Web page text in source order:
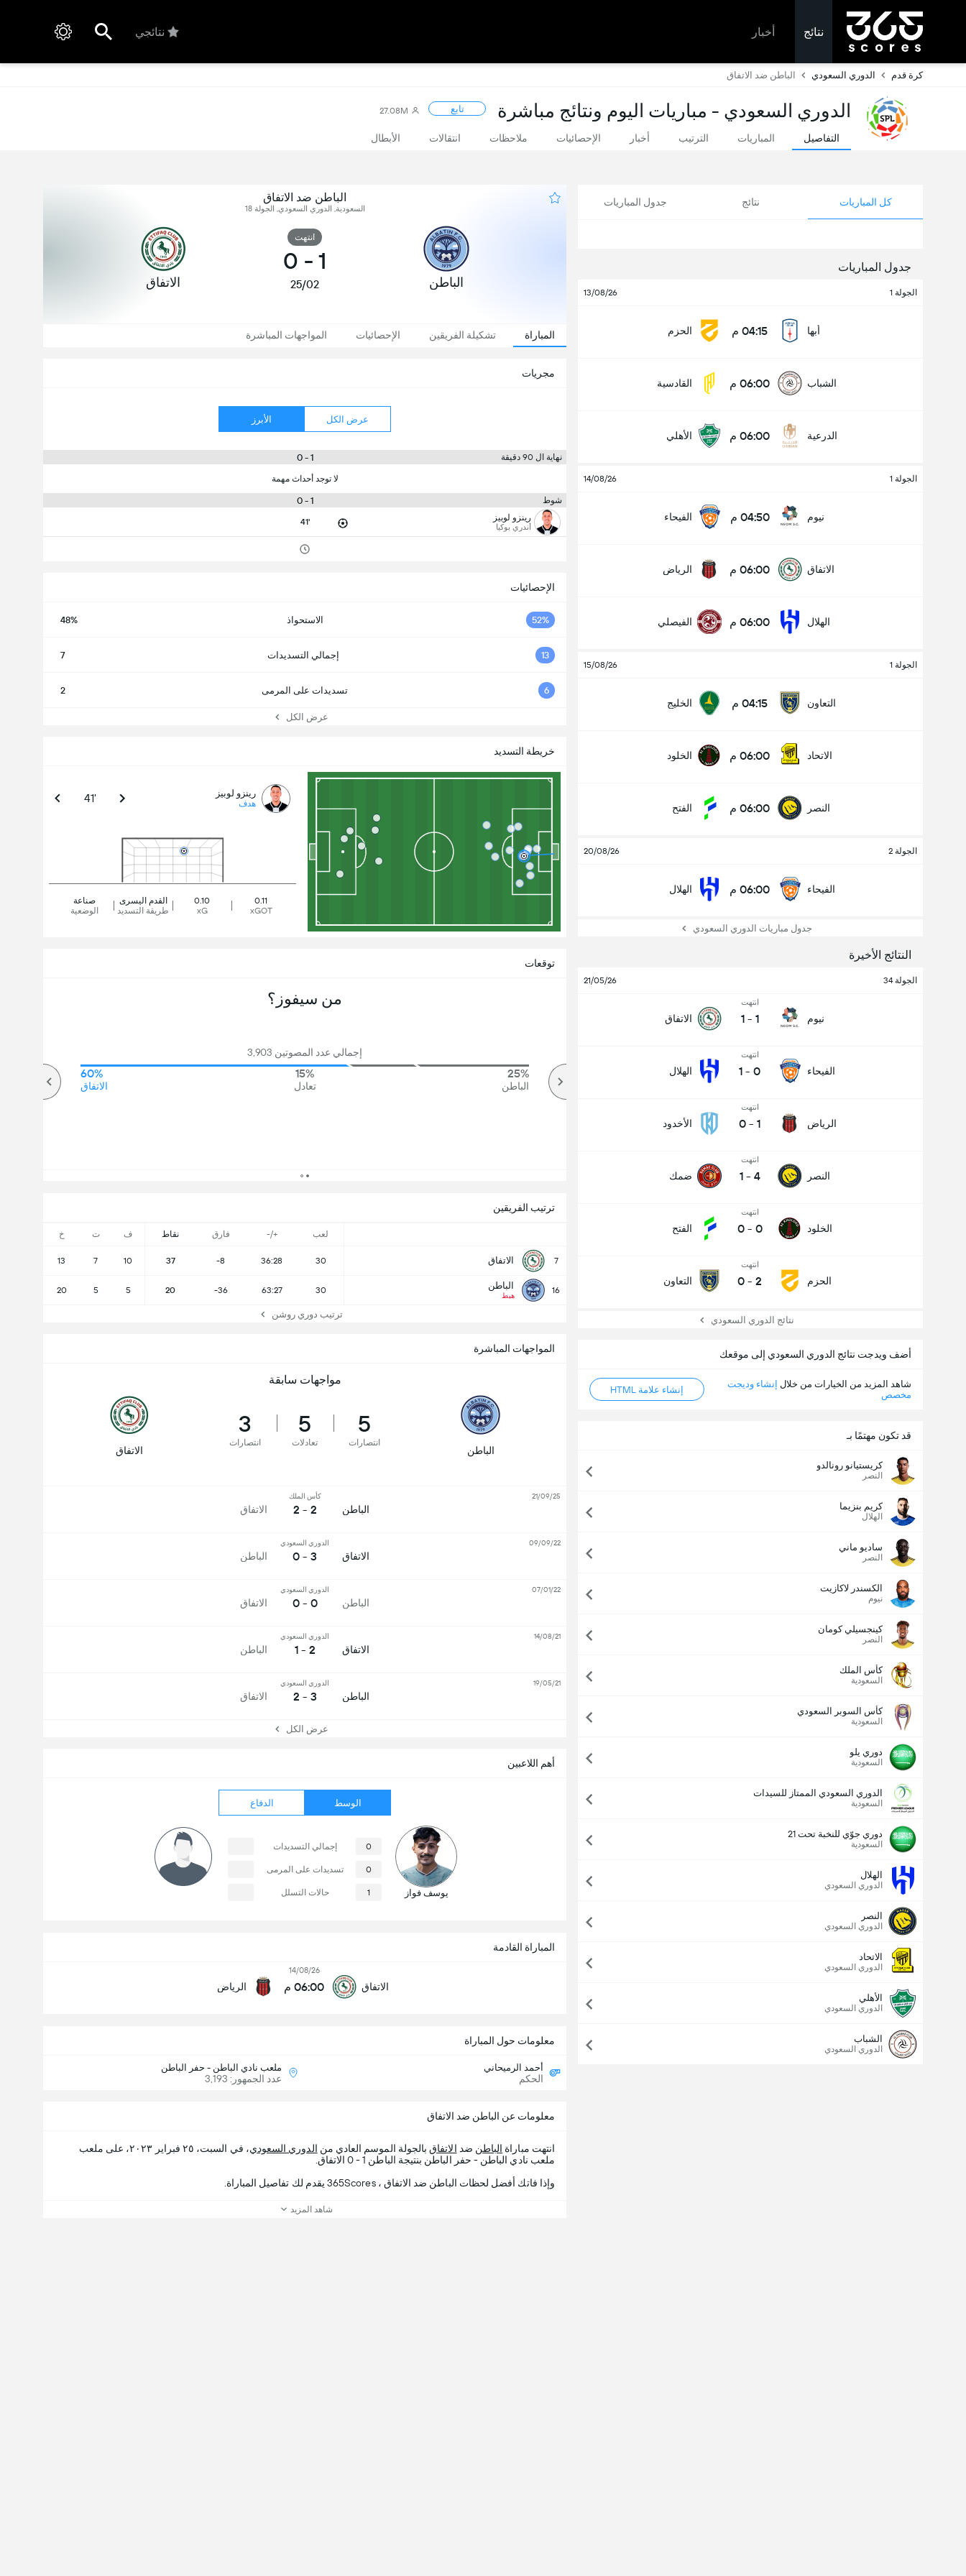
نتائج أخبار نتائجي
كرة قدم الدوري السعودي الباطن ضد الاتفاق
الدوري السعودي - مباريات اليوم ونتائج مباشرة تابع 27.08M
التفاصيل المباريات الترتيب أخبار الإحصائيات ملاحظات انتقالات الأبطال
كل المباريات نتائج جدول المباريات
جدول المباريات
الجولة 1 13/08/26
أبها 04:15 م الحزم
الشباب 06:00 م القادسية
الدرعية 06:00 م الأهلي
الجولة 1 14/08/26
نيوم 04:50 م الفيحاء
الاتفاق 06:00 م الرياض
الهلال 06:00 م الفيصلي
الجولة 1 15/08/26
التعاون 04:15 م الخليج
الاتحاد 06:00 م الخلود
النصر 06:00 م الفتح
الجولة 2 20/08/26
الفيحاء 06:00 م الهلال
جدول مباريات الدوري السعودي
النتائج الأخيرة
الجولة 34 21/05/26
نيوم
انتهت
1
-
1 الاتفاق
الفيحاء
انتهت
0
-
1 الهلال
الرياض
انتهت
1
-
0 الأخدود
النصر
انتهت
4
-
1 ضمك
الخلود
انتهت
0
-
0 الفتح
الحزم
انتهت
2
-
0 التعاون
نتائج الدوري السعودي
أضف ويدجت نتائج الدوري السعودي إلى موقعك
شاهد المزيد من الخيارات من خلال إنشاء وديجت
مخصص
إنشاء علامة HTML
قد تكون مهتمًا بـ
كريستيانو رونالدو
النصر
كريم بنزيما
الهلال
ساديو ماني
النصر
الكسندر لاكازيت
نيوم
كينجسيلي كومان
النصر
كأس الملك
السعودية
كأس السوبر السعودي
السعودية
دوري يلو
السعودية
الدوري السعودي الممتاز للسيدات
السعودية
دوري جوّي للنخبة تحت 21
السعودية
الهلال
الدوري السعودي
النصر
الدوري السعودي
الاتحاد
الدوري السعودي
الأهلي
الدوري السعودي
الشباب
الدوري السعودي
الباطن ضد الاتفاق
السعودية, الدوري السعودي, الجولة 18
الباطن
انتهت
1
-
0
25/02 الاتفاق
المباراة تشكيلة الفريقين الإحصائيات المواجهات المباشرة
مجريات
عرض الكل الأبرز
نهاية ال 90 دقيقة 1 - 0
لا توجد أحداث مهمة
شوط 1 - 0
رينزو لوبيز
أندري بوكيا 41'
المباراة القادمة
الاتفاق
14/08/26
06:00 م الرياض
أهم اللاعبين
الوسط الدفاع
يوسف فواز
0 إجمالي التسديدات
0 تسديدات على المرمى
1 حالات التسلل
الإحصائيات
52% الاستحواذ 48%
13 إجمالي التسديدات 7
6 تسديدات على المرمى 2
عرض الكل
خريطة التسديد
رينزو لوبيز
هدف 41'
صناعة
الوضعية
القدم اليسرى
طريقة التسديد
0.10
xG
0.11
xGOT
معلومات حول المباراة
أحمد الرميحاني
الحكم
ملعب نادي الباطن - حفر الباطن
عدد الجمهور: 3,193
ترتيب الفريقين
لعب +/- فارق نقاط ف ت خ
7 الاتفاق 30
36:28
-8
37
10
7
13
16 الباطن
هبط
30
63:27
-36
20
5
5
20
ترتيب دوري روشن
توقعات
من سيفوز؟
إجمالي عدد المصوتين 3,903
25%
الباطن
15%
تعادل
60%
الاتفاق
المواجهات المباشرة
مواجهات سابقة
الباطن
5
انتصارات
5
تعادلات
3
انتصارات
الاتفاق
الباطن
كأس الملك
2 - 2 الاتفاق
21/09/25
الاتفاق
الدوري السعودي
3 - 0 الباطن
09/09/22
الباطن
الدوري السعودي
0 - 0 الاتفاق
07/01/22
الاتفاق
الدوري السعودي
2 - 1 الباطن
14/08/21
الباطن
الدوري السعودي
3 - 2 الاتفاق
19/05/21
عرض الكل
معلومات عن الباطن ضد الاتفاق
انتهت مباراة الباطن ضد الاتفاقبالجولة الموسم العادي من الدوري السعودي
، في السبت، ٢٥ فبراير ٢٠٢٣، على ملعب
ملعب نادي الباطن - حفر الباطن بنتيجة الباطن 1 - 0 الاتفاق.
وإذا فاتك أفضل لحظات الباطن ضد الاتفاق ، 365Scores يقدم لك تفاصيل المباراة.
شاهد المزيد